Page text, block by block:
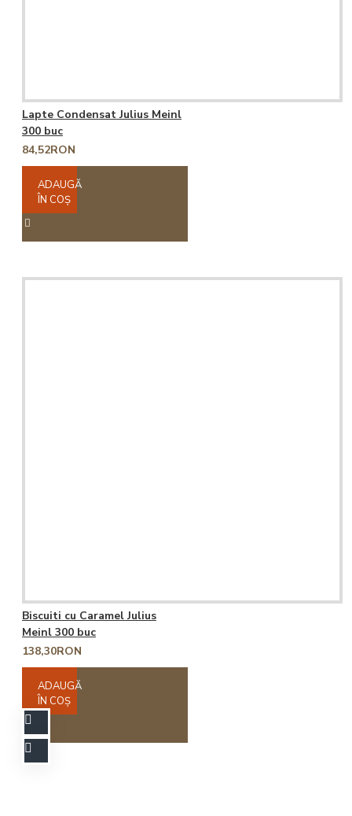
Lapte Condensat Julius Meinl
300 buc
84,52RON
ADAUGĂ
ÎN COŞ
Biscuiti cu Caramel Julius
Meinl 300 buc
138,30RON
ADAUGĂ
ÎN COŞ